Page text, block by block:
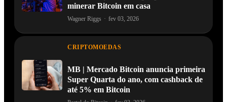
minerar Bitcoin em casa
Wagner Riggs · fev 03, 2026
CRIPTOMOEDAS
MB | Mercado Bitcoin anuncia primeira
Super Quarta do ano, com cashback de
até 5% em Bitcoin